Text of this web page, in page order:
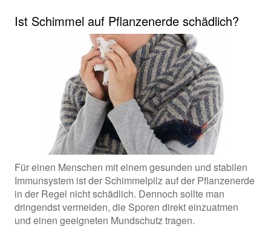
Ist Schimmel auf Pflanzenerde schädlich?
Für einen Menschen mit einem gesunden und stabilen
Immunsystem ist der Schimmelpilz auf der Pflanzenerde
in der Regel nicht schädlich. Dennoch sollte man
dringendst vermeiden, die Sporen direkt einzuatmen
und einen geeigneten Mundschutz tragen.